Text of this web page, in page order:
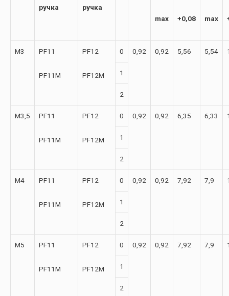
ручка
ручка
max +0,08 max
М3 PF11
PF11M
PF12
PF12M
0 0,92 0,92 5,56 5,54
1
2
М3,5 PF11
PF11M
PF12
PF12M
0 0,92 0,92 6,35 6,33
1
2
М4 PF11
PF11M
PF12
PF12M
0 0,92 0,92 7,92 7,9
1
2
М5 PF11
PF11M
PF12
PF12M
0 0,92 0,92 7,92 7,9
1
2